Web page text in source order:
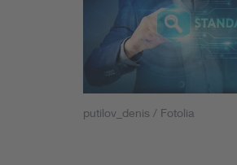
Energy
putilov_denis / Fotolia